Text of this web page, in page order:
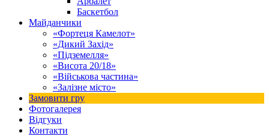
Баскетбол
Майданчики
«Фортеця Камелот»
«Дикий Захід»
«Підземелля»
«Висота 20/18»
«Військова частина»
«Залізне місто»
Замовити гру
Фотогалерея
Відгуки
Контакти